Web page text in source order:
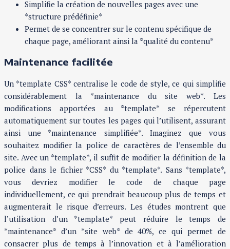
Simplifie la création de nouvelles pages avec une
*structure prédéfinie*
Permet de se concentrer sur le contenu spécifique de
chaque page, améliorant ainsi la *qualité du contenu*
Maintenance facilitée
Un *template CSS* centralise le code de style, ce qui simplifie
considérablement la *maintenance du site web*. Les
modifications apportées au *template* se répercutent
automatiquement sur toutes les pages qui l’utilisent, assurant
ainsi une *maintenance simplifiée*. Imaginez que vous
souhaitez modifier la police de caractères de l’ensemble du
site. Avec un *template*, il suffit de modifier la définition de la
police dans le fichier *CSS* du *template*. Sans *template*,
vous devriez modifier le code de chaque page
individuellement, ce qui prendrait beaucoup plus de temps et
augmenterait le risque d’erreurs. Les études montrent que
l’utilisation d’un *template* peut réduire le temps de
*maintenance* d’un *site web* de 40%, ce qui permet de
consacrer plus de temps à l’innovation et à l’amélioration